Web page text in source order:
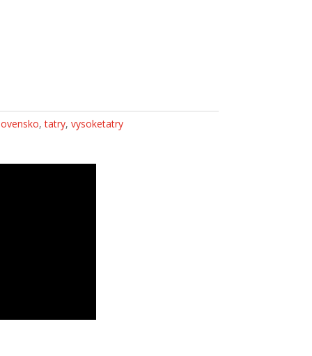
,tatry,vysoketatry